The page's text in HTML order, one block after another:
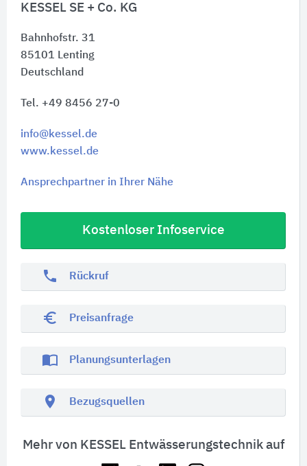
KESSEL SE + Co. KG
Bahnhofstr. 31
85101 Lenting
Deutschland
Tel. +49 8456 27-0
info@kessel.de
www.kessel.de
Ansprechpartner in Ihrer Nähe
Kostenloser Infoservice
phone Rückruf
euro_symbol Preisanfrage
import_contacts Planungsunterlagen
location_on Bezugsquellen
Mehr von KESSEL Entwässerungstechnik auf